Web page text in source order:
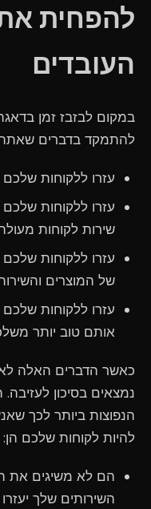
להפחית
העובדים
במקום לבזבז זמן
להתמקד בדברים
עזרו ללקוחות
עזרו ללקוחות
שירות לקוחות
עזרו ללקוחות
של המוצרים
עזרו ללקוחות
אותם טוב יותר
כאשר הדברים האלה
נמצאים בסיכון
הנפוצות ביותר לכך
להיות לקוחות שלכם הן:
הם לא משיגים את
השירותים שלך